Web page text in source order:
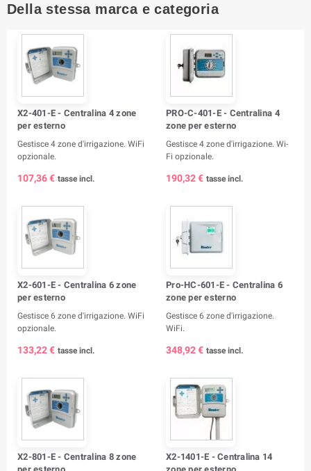
Della stessa marca e categoria
X2-401-E - Centralina 4 zone
per esterno
Gestisce 4 zone d'irrigazione. WiFi
opzionale.
107,36 € tasse incl.
PRO-C-401-E - Centralina 4
zone per esterno
Gestisce 4 zone d'irrigazione. Wi-
Fi opzionale.
190,32 € tasse incl.
X2-601-E - Centralina 6 zone
per esterno
Gestisce 6 zone d'irrigazione. WiFi
opzionale.
133,22 € tasse incl.
Pro-HC-601-E - Centralina 6
zone per esterno
Gestisce 6 zone d'irrigazione.
WiFi.
348,92 € tasse incl.
X2-801-E - Centralina 8 zone
X2-1401-E - Centralina 14